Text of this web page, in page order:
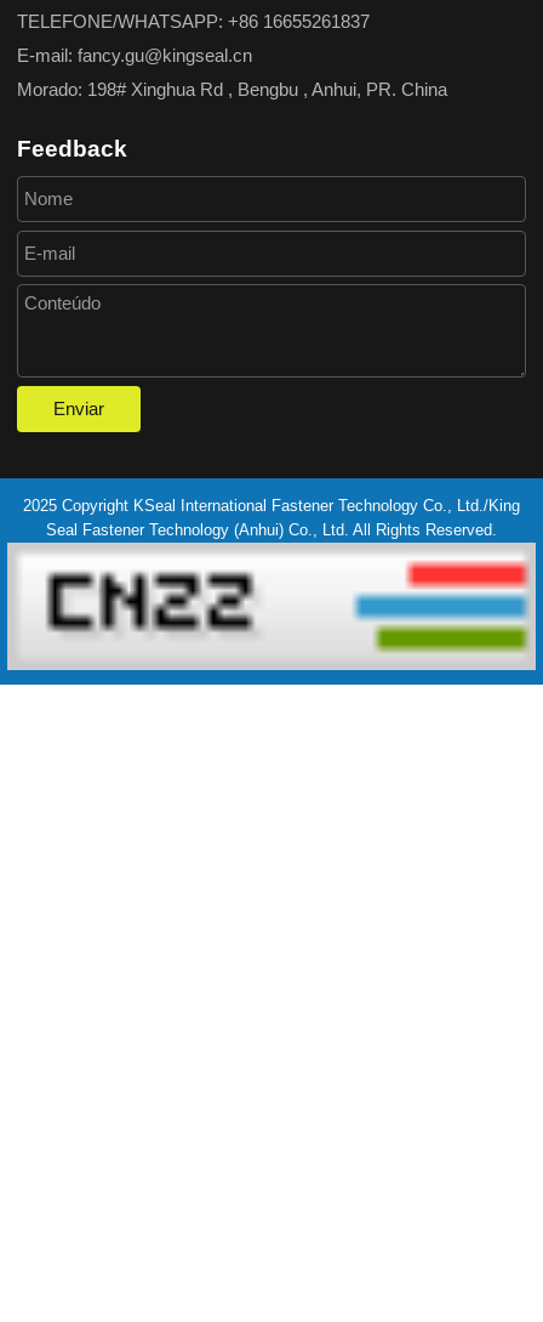
TELEFONE/WHATSAPP: +86 16655261837
E-mail: fancy.gu@kingseal.cn
Morado: 198# Xinghua Rd , Bengbu , Anhui, PR. China
Feedback
2025 Copyright KSeal International Fastener Technology Co., Ltd./King
Seal Fastener Technology (Anhui) Co., Ltd. All Rights Reserved.